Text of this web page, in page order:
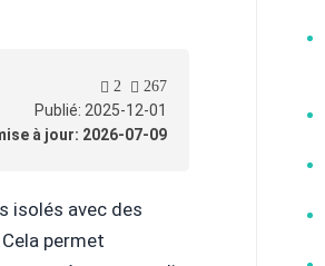
Publié: 2025-12-01
à jour: 2026-07-09
2 267
isolés avec des
permet